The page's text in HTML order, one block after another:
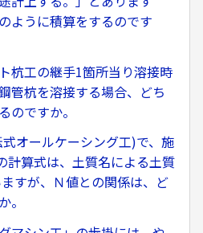
ように積算をするのです
杭工の継手1箇所当り溶接時
管杭を溶接する場合、どち
のですか。
オールケーシング工)で、施
計算式は、土質名による土質
すが、Ｎ値との関係は、ど
。